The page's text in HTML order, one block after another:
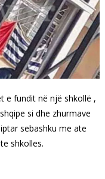
e fundit në një shkollë ,
si dhe zhurmave
sebashku me ate
shkolles.